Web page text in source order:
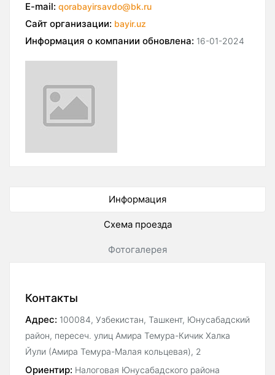
E-mail: qorabayirsavdo@bk.ru
Сайт организации: bayir.uz
Информация о компании обновлена: 16-01-2024
Информация
Схема проезда
Фотогалерея
Контакты
Адрес: 100084, Узбекистан, Ташкент, Юнусабадский
район, пересеч. улиц Амира Темура-Кичик Халка
Йули (Амира Темура-Малая кольцевая), 2
Ориентир: Налоговая Юнусабадского района